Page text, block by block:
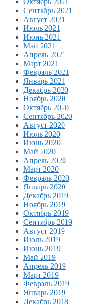
Октябрь 2021
Сентябрь 2021
Август 2021
Июль 2021
Июнь 2021
Май 2021
Апрель 2021
Март 2021
Февраль 2021
Январь 2021
Декабрь 2020
Ноябрь 2020
Октябрь 2020
Сентябрь 2020
Август 2020
Июль 2020
Июнь 2020
Май 2020
Апрель 2020
Март 2020
Февраль 2020
Январь 2020
Декабрь 2019
Ноябрь 2019
Октябрь 2019
Сентябрь 2019
Август 2019
Июль 2019
Июнь 2019
Май 2019
Апрель 2019
Март 2019
Февраль 2019
Январь 2019
Декабрь 2018